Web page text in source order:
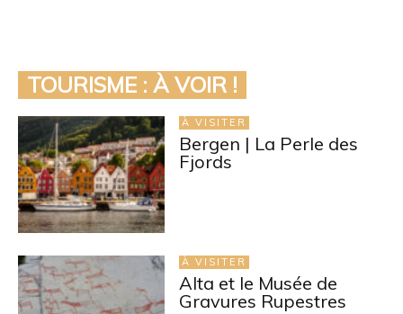
TOURISME : À VOIR !
À VISITER
Bergen | La Perle des
Fjords
À VISITER
Alta et le Musée de
Gravures Rupestres